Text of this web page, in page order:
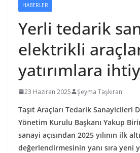
HABERLER
Yerli tedarik
elektrikli
yatırımlara
23 Haziran 2025 Şeyma Taşkıran
Taşıt Araçları Tedarik Sanayicileri
Yönetim Kurulu Başkanı Yakup
sanayi açısından 2025 yılının ilk
değerlendirmesinin yanı sıra yeni